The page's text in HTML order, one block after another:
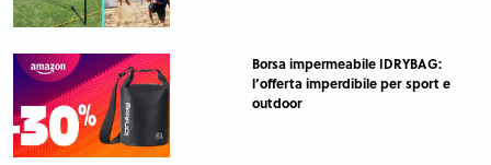
Borsa impermeabile IDRYBAG:
l’offerta imperdibile per sport e
outdoor